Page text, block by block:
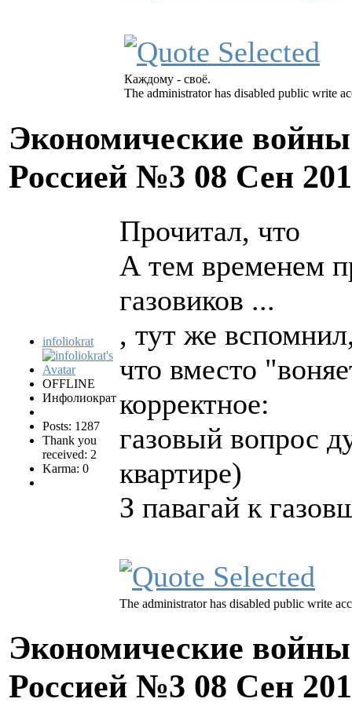
Каждому - своё.
The administrator has disabled public write
Экономические
Россией №3 08 Сен
infoliokrat
OFFLINE
Инфолиократ
Posts: 1287
Thank you
received: 2
Karma: 0
Прочитал, что
А тем временем
газовиков ...
, тут же
что вместо
корректное:
газовый вопрос
квартире)
З павагай к
The administrator has disabled public write
Экономические
Россией №3 08 Сен